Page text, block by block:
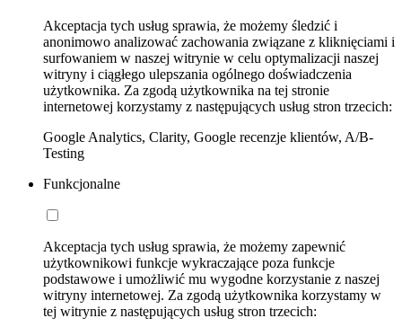
Akceptacja tych usług sprawia, że możemy śledzić i
anonimowo analizować zachowania związane z kliknięciami i
surfowaniem w naszej witrynie w celu optymalizacji naszej
witryny i ciągłego ulepszania ogólnego doświadczenia
użytkownika. Za zgodą użytkownika na tej stronie
internetowej korzystamy z następujących usług stron trzecich:
Google Analytics, Clarity, Google recenzje klientów, A/B-
Testing
Funkcjonalne
Akceptacja tych usług sprawia, że możemy zapewnić
użytkownikowi funkcje wykraczające poza funkcje
podstawowe i umożliwić mu wygodne korzystanie z naszej
witryny internetowej. Za zgodą użytkownika korzystamy w
tej witrynie z następujących usług stron trzecich: